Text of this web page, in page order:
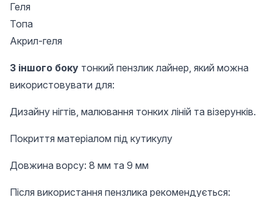
Геля
Топа
Акрил-геля
З іншого боку тонкий пензлик лайнер, який можна
використовувати для:
Дизайну нігтів, малювання тонких ліній та візерунків.
Покриття матеріалом під кутикулу
Довжина ворсу: 8 мм та 9 мм
Після використання пензлика рекомендується: